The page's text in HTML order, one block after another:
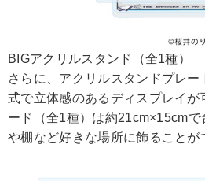
BIGアクリルスタンド（全1種）
さらに、アクリルスタンドプレ
式で立体感のあるディスプレイが
ード（全1種）は約21cm×15cmで
や棚など好きな場所に飾ることが